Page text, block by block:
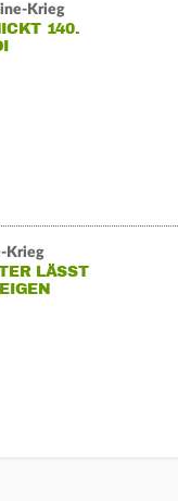
Krieg
140.
Krieg
LÄSST